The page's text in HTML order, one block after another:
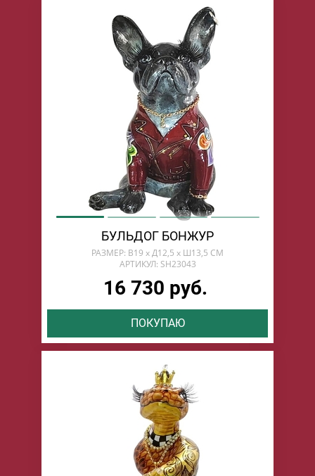
БУЛЬДОГ БОНЖУР
РАЗМЕР: В19 х Д12,5 х Ш13,5 СМ
АРТИКУЛ: SH23043
16 730 руб.
ПОКУПАЮ